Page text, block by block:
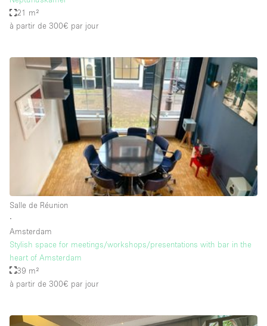
Plusieurs Pièces
Rooftop / Terrasse
Réserve
Salle de Bain
Smoking Area
Soundproof
Style Haussmannien
Style Industriel
Système de sécurité
Terrace
Water Access
21 m²
à partir de 300€ par jour
Salle de Réunion
∙
Amsterdam
Stylish space for meetings/workshops/presentations with bar in the
heart of Amsterdam
39 m²
à partir de 300€ par jour